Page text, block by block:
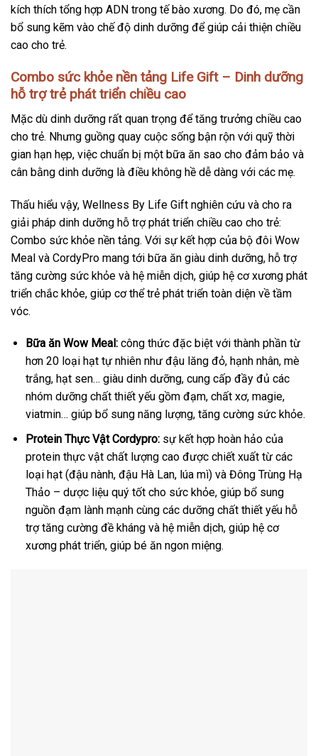
kích thích tổng hợp ADN trong tế bào xương. Do đó, mẹ cần
bổ sung kẽm vào chế độ dinh dưỡng để giúp cải thiện chiều
cao cho trẻ.
Combo sức khỏe nền tảng Life Gift – Dinh dưỡng
hỗ trợ trẻ phát triển chiều cao
Mặc dù dinh dưỡng rất quan trọng để tăng trưởng chiều cao
cho trẻ. Nhưng guồng quay cuộc sống bận rộn với quỹ thời
gian hạn hẹp, việc chuẩn bị một bữa ăn sao cho đảm bảo và
cân bằng dinh dưỡng là điều không hề dễ dàng với các mẹ.
Thấu hiểu vậy, Wellness By Life Gift nghiên cứu và cho ra
giải pháp dinh dưỡng hỗ trợ phát triển chiều cao cho trẻ:
Combo sức khỏe nền tảng. Với sự kết hợp của bộ đôi Wow
Meal và CordyPro mang tới bữa ăn giàu dinh dưỡng, hỗ trợ
tăng cường sức khỏe và hệ miễn dịch, giúp hệ cơ xương phát
triển chắc khỏe, giúp cơ thể trẻ phát triển toàn diện về tầm
vóc.
Bữa ăn Wow Meal:công thức đặc biệt với thành phần từ
hơn 20 loại hạt tự nhiên như đậu lăng đỏ, hạnh nhân, mè
trắng, hạt sen… giàu dinh dưỡng, cung cấp đầy đủ các
nhóm dưỡng chất thiết yếu gồm đạm, chất xơ, magie,
viatmin… giúp bổ sung năng lượng, tăng cường sức khỏe.
Protein Thực Vật Cordypro:sự kết hợp hoàn hảo của
protein thực vật chất lượng cao được chiết xuất từ các
loại hạt (đậu nành, đậu Hà Lan, lúa mì) và Đông Trùng Hạ
Thảo – dược liệu quý tốt cho sức khỏe, giúp bổ sung
nguồn đạm lành mạnh cùng các dưỡng chất thiết yếu hỗ
trợ tăng cường đề kháng và hệ miễn dịch, giúp hệ cơ
xương phát triển, giúp bé ăn ngon miệng.